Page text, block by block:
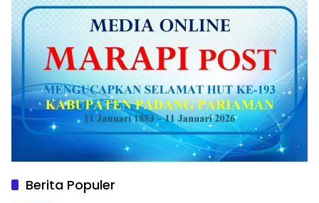
Berita Populer